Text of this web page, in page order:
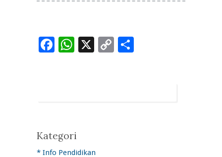
Facebook
WhatsApp
X
Copy
Kategori
* Info Pendidikan